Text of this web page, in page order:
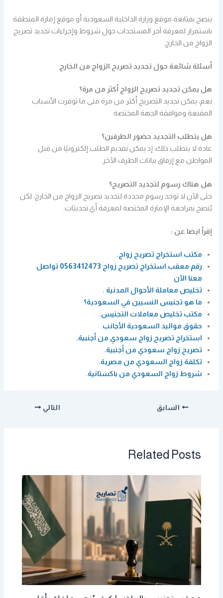
ينصح بمتابعة موقع وزارة الداخلية السعودية أو موقع إمارة المنطقة
باستمرار لمعرفة آخر المستجدات حول شروط وإجراءات تجديد تصريح
الزواج من الخارج.
أسئلة شائعة حول تجديد تصريح الزواج من الخارج
هل يمكن تجديد تصريح الزواج أكثر من مرة؟
نعم، يمكن تجديد التصريح أكثر من مرة متى ما توفرت الأسباب
المقنعة وموافقة الجهة المختصة.
هل يتطلب التجديد حضور الطرفين؟
عادة لا يتطلب ذلك، إذ يمكن تقديم الطلب إلكترونيًا من قبل
المواطن مع إرفاق بيانات الطرف الآخر.
هل هناك رسوم لتجديد التصريح؟
حتى الآن لا توجد رسوم محددة لتجديد تصريح الزواج من الخارج، لكن
يُنصح بمراجعة الإمارة المختصة لمعرفة أي تحديثات.
إقرأ ايضا عن :
مكتب استخراج تصريح زواج .
رقم معقب استخراج تصريح زواج 0563412473 تواصل
معنا الآن
تخليص معاملة الأحوال المدنية .
ما هو تجنيس النسيين في السعودية؟
مكتب تخليص معاملات التجنيس.
حقوق مواليد السعودية الأجانب
استخراج تصريح زواج سعودي من أجنبية.
تصريح زواج سعودي من أجنبية.
تكلفة زواج السعودي من مصرية.
شروط زواج السعودي من باكستانية.
السابق التالي
Related Posts